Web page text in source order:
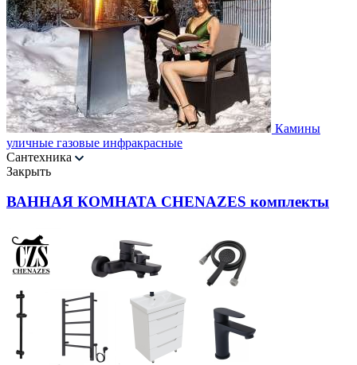
Камины
уличные газовые инфракрасные
Сантехника
Закрыть
ВАННАЯ КОМНАТА CHENAZES комплекты